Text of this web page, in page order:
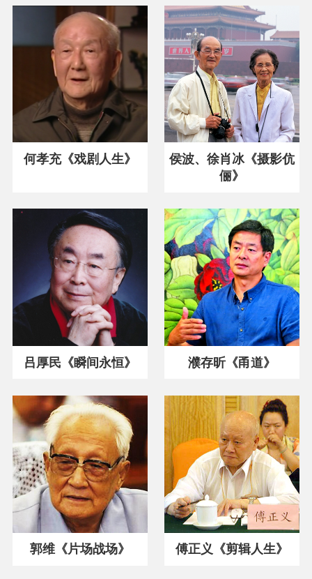
何孝充《戏剧人生》
侯波、徐肖冰《摄影伉
俪》
吕厚民《瞬间永恒》 濮存昕《甬道》
郭维《片场战场》 傅正义《剪辑人生》